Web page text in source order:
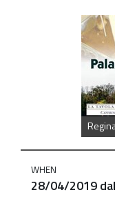
https://
Riso
WHEN
28/04/2019